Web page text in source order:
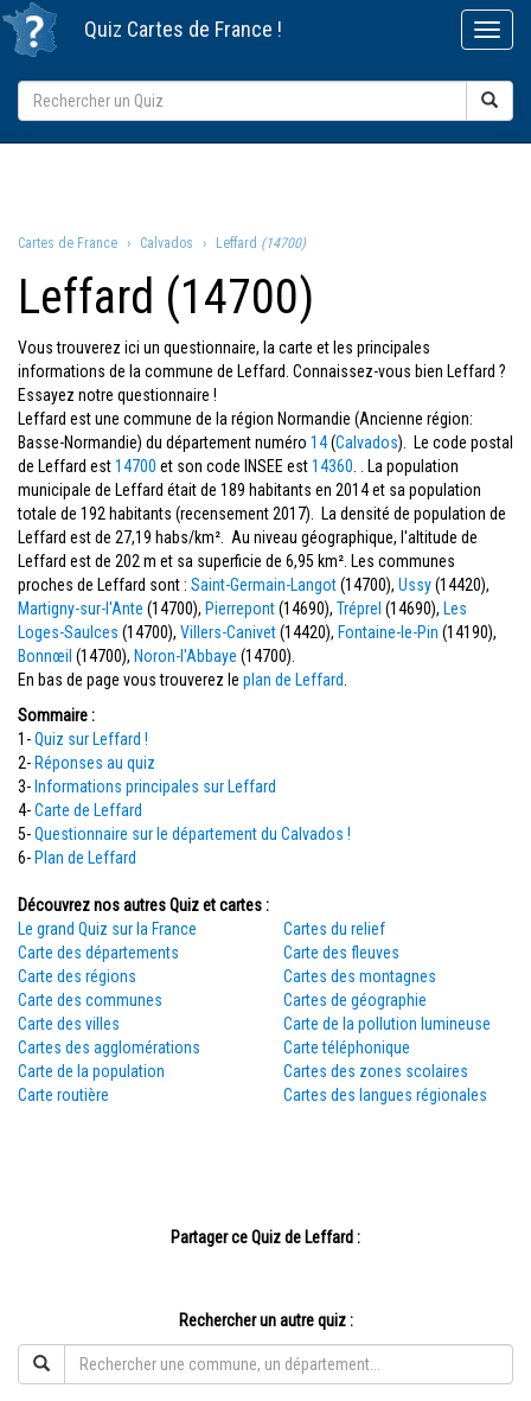
Quiz Cartes de France !
Cartes de France Calvados Leffard (14700)
Leffard (14700)
Vous trouverez ici un questionnaire, la carte et les principales
informations de la commune de Leffard. Connaissez-vous bien Leffard ?
Essayez notre questionnaire !
Leffard est une commune de la région Normandie (Ancienne région:
Basse-Normandie) du département numéro 14(Calvados). Le code postal
de Leffard est14700 et son code INSEE est14360 . . La population
municipale de Leffard était de 189 habitants en 2014 et sa population
totale de 192 habitants (recensement 2017). La densité de population de
Leffard est de 27,19 habs/km². Au niveau géographique, l'altitude de
Leffard est de 202 m et sa superficie de 6,95 km². Les communes
proches de Leffard sont : Saint-Germain-Langot(14700), Ussy(14420),
Martigny-sur-l'Ante (14700), Pierrepont(14690), Tréprel (14690), Les
Loges-Saulces (14700), Villers-Canivet(14420), Fontaine-le-Pin (14190),
Bonnœil (14700), Noron-l'Abbaye (14700).
En bas de page vous trouverez le plan de Leffard
Sommaire :
1-Quiz sur Leffard !
2- Réponses au quiz
3- Informations principales sur Leffard
4-Carte de Leffard
5-Questionnaire sur le département du Calvados !
6- Plan de Leffard
Découvrez nos autres Quiz et cartes :
Le grand Quiz sur la France
Carte des départements
Carte des régions
Carte des communes
Carte des villes
Cartes des agglomérations
Carte de la population
Carte routière
Cartes du relief
Carte des fleuves
Cartes des montagnes
Cartes de géographie
Carte de la pollution lumineuse
Carte téléphonique
Cartes des zones scolaires
Cartes des langues régionales
Partager ce Quiz de Leffard :
Rechercher un autre quiz :